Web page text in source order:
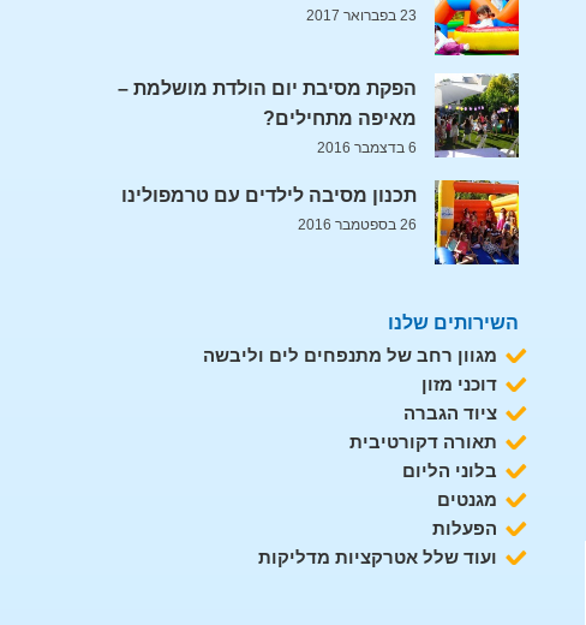
23 בפברואר 2017
הפקת מסיבת יום הולדת מושלמת –
מאיפה מתחילים?
6 בדצמבר 2016
תכנון מסיבה לילדים עם טרמפולינו
26 בספטמבר 2016
השירותים שלנו
מגוון רחב של מתנפחים לים וליבשה
דוכני מזון
ציוד הגברה
תאורה דקורטיבית
בלוני הליום
מגנטים
הפעלות
ועוד שלל אטרקציות מדליקות